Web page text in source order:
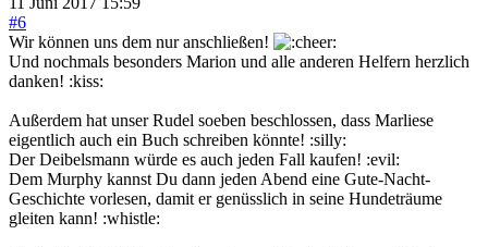
#6
Wir können uns dem nur anschließen!
Und nochmals besonders Marion und alle anderen Helfern herzlich
danken! :kiss:
Außerdem hat unser Rudel soeben beschlossen, dass Marliese
eigentlich auch ein Buch schreiben könnte! :silly:
Der Deibelsmann würde es auch jeden Fall kaufen! :evil:
Dem Murphy kannst Du dann jeden Abend eine Gute-Nacht-
Geschichte vorlesen, damit er genüsslich in seine Hundeträume
gleiten kann! :whistle: